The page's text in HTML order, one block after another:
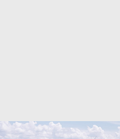
ที่